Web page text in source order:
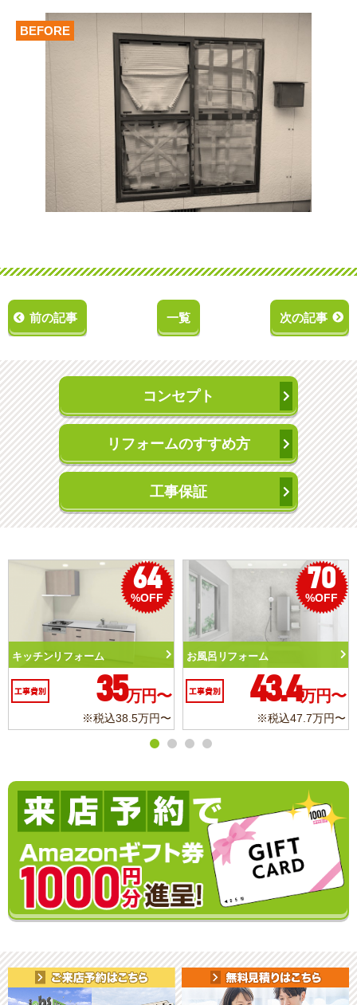
BEFORE
前の記事 一覧 次の記事
コンセプト
リフォームのすすめ方
工事保証
〜
70
%OFF
お風呂リフォーム
工事費別 43.4万円〜
※税込47.7万円〜
トイレリフォーム
工事費別 10.3万
※税込11.3万